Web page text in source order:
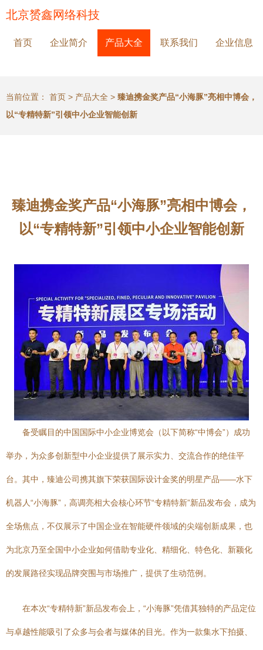
北京赟鑫网络科技
首页 企业简介 产品大全 联系我们 企业信息
当前位置： 首页 > 产品大全 > 臻迪携金奖产品“小海豚”亮相中博会，
以“专精特新”引领中小企业智能创新
臻迪携金奖产品“小海豚”亮相中博会，
以“专精特新”引领中小企业智能创新
备受瞩目的中国国际中小企业博览会（以下简称“中博会”）成功
举办，为众多创新型中小企业提供了展示实力、交流合作的绝佳平
台。其中，臻迪公司携其旗下荣获国际设计金奖的明星产品——水下
机器人“小海豚”，高调亮相大会核心环节“专精特新”新品发布会，成为
全场焦点，不仅展示了中国企业在智能硬件领域的尖端创新成果，也
为北京乃至全国中小企业如何借助专业化、精细化、特色化、新颖化
的发展路径实现品牌突围与市场推广，提供了生动范例。
在本次“专精特新”新品发布会上，“小海豚”凭借其独特的产品定位
与卓越性能吸引了众多与会者与媒体的目光。作为一款集水下拍摄、